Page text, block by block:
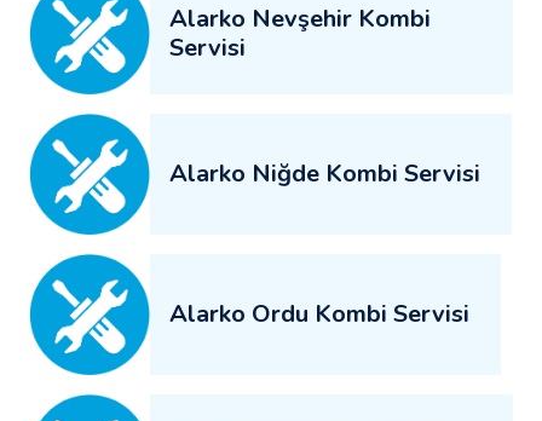
Alarko Nevşehir Kombi
Servisi
Alarko Niğde Kombi Servisi
Alarko Ordu Kombi Servisi